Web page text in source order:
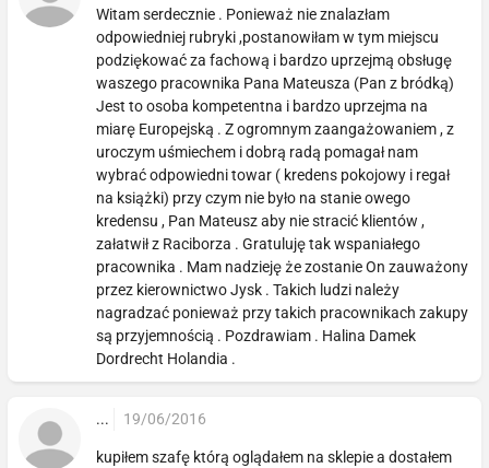
Witam serdecznie . Ponieważ nie znalazłam
odpowiedniej rubryki ,postanowiłam w tym miejscu
podziękować za fachową i bardzo uprzejmą obsługę
waszego pracownika Pana Mateusza (Pan z bródką)
Jest to osoba kompetentna i bardzo uprzejma na
miarę Europejską . Z ogromnym zaangażowaniem , z
uroczym uśmiechem i dobrą radą pomagał nam
wybrać odpowiedni towar ( kredens pokojowy i regał
na książki) przy czym nie było na stanie owego
kredensu , Pan Mateusz aby nie stracić klientów ,
załatwił z Raciborza . Gratuluję tak wspaniałego
pracownika . Mam nadzieję że zostanie On zauważony
przez kierownictwo Jysk . Takich ludzi należy
nagradzać ponieważ przy takich pracownikach zakupy
są przyjemnością . Pozdrawiam . Halina Damek
Dordrecht Holandia .
... 19/06/2016
kupiłem szafę którą oglądałem na sklepie a dostałem